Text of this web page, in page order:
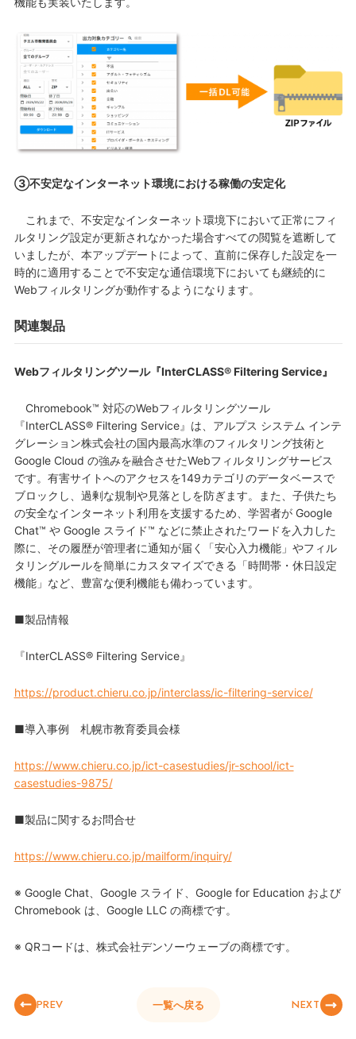
③不安定なインターネット環境における稼働の安定化
これまで、不安定なインターネット環境下において正常にフィ
ルタリング設定が更新されなかった場合すべての閲覧を遮断して
いましたが、本アップデートによって、直前に保存した設定を一
時的に適用することで不安定な通信環境下においても継続的に
Webフィルタリングが動作するようになります。
関連製品
Webフィルタリングツール『InterCLASS® Filtering Service』
Chromebook™ 対応のWebフィルタリングツール
『InterCLASS® Filtering Service』は、アルプス システム インテ
グレーション株式会社の国内最高水準のフィルタリング技術と
Google Cloud の強みを融合させたWebフィルタリングサービス
です。有害サイトへのアクセスを149カテゴリのデータベースで
ブロックし、過剰な規制や見落としを防ぎます。また、子供たち
の安全なインターネット利用を支援するため、学習者が Google
Chat™ や Google スライド™ などに禁止されたワードを入力した
際に、その履歴が管理者に通知が届く「安心入力機能」やフィル
タリングルールを簡単にカスタマイズできる「時間帯・休日設定
機能」など、豊富な便利機能も備わっています。
■製品情報
『InterCLASS® Filtering Service』
https://product.chieru.co.jp/interclass/ic-filtering-service/
■導入事例 札幌市教育委員会様
https://www.chieru.co.jp/ict-casestudies/jr-school/ict-
casestudies-9875/
■製品に関するお問合せ
https://www.chieru.co.jp/mailform/inquiry/
※ Google Chat、Google スライド、Google for Education および
Chromebook は、Google LLC の商標です。
※ QRコードは、株式会社デンソーウェーブの商標です。
PREV 一覧へ戻る NEXT